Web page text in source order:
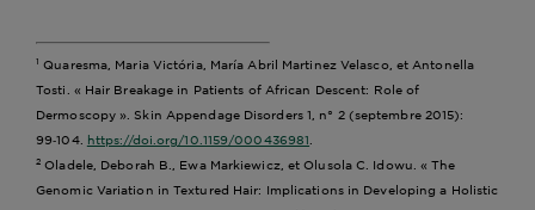
1 Quaresma, Maria Victória, María Abril Martinez Velasco, et Antonella
Tosti. « Hair Breakage in Patients of African Descent: Role of
Dermoscopy ». Skin Appendage Disorders 1, n° 2 (septembre 2015):
99‑104. https://doi.org/10.1159/000436981
2 Oladele, Deborah B., Ewa Markiewicz, et Olusola C. Idowu. « The
Genomic Variation in Textured Hair: Implications in Developing a Holistic